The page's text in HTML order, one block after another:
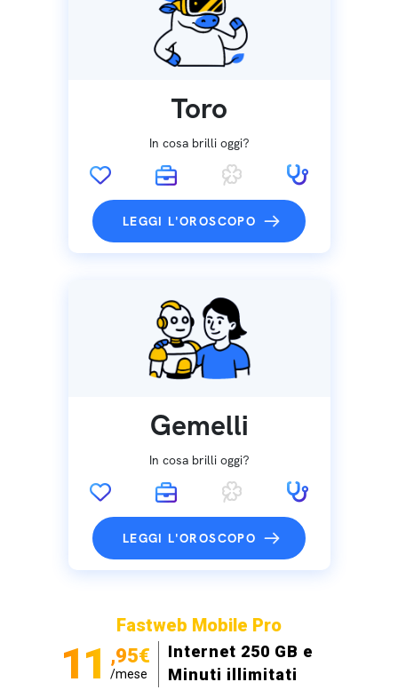
Toro
In cosa brilli oggi?
LEGGI L'OROSCOPO
Gemelli
In cosa brilli oggi?
LEGGI L'OROSCOPO
Fastweb Mobile Pro
11 ,95€
/mese
Internet 250 GB e
Minuti illimitati